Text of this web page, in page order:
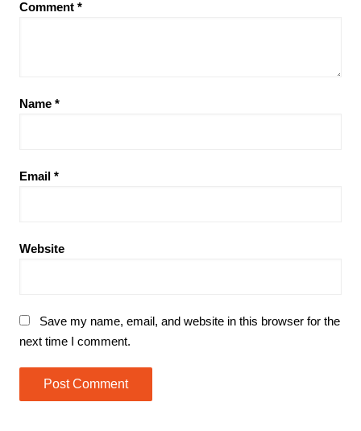
Comment *
Name *
Email *
Website
Save my name, email, and website in this browser for the
next time I comment.